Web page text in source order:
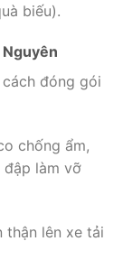
biếu).
đóng gói
chống ẩm,
làm vỡ
thận lên xe tải